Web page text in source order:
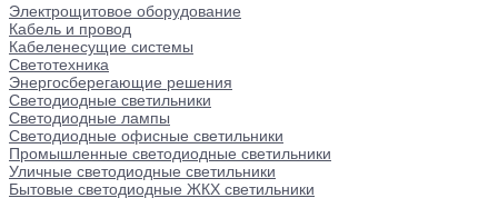
Электрощитовое оборудование
Кабель и провод
Кабеленесущие системы
Светотехника
Энергосберегающие решения
Светодиодные светильники
Светодиодные лампы
Светодиодные офисные светильники
Промышленные светодиодные светильники
Уличные светодиодные светильники
Бытовые светодиодные ЖКХ светильники